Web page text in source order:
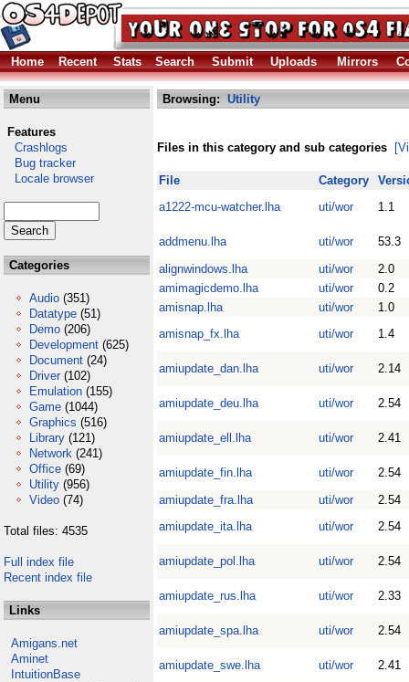
Home Recent Stats Search Submit Uploads Mirrors
Menu
Features
Crashlogs
Bug tracker
Locale browser
Categories
Audio (351)
Datatype (51)
Demo (206)
Development (625)
Document (24)
Driver (102)
Emulation (155)
Game (1044)
Graphics (516)
Library (121)
Network (241)
Office (69)
Utility (956)
Video (74)
Total files: 4535
Full index file
Recent index file
Links
Amigans.net
Aminet
IntuitionBase
Browsing: Utility
Files in this category and sub categories
File Category
a1222-mcu-watcher.lha
uti/wor 1.1
addmenu.lha uti/wor
53.3
alignwindows.lha
uti/wor
2.0
amimagicdemo.lha
uti/wor
0.2
amisnap.lha
uti/wor
1.0
amisnap_fx.lha
uti/wor 1.4
amiupdate_dan.lha uti/wor 2.14
amiupdate_deu.lha uti/wor 2.54
amiupdate_ell.lha uti/wor 2.41
amiupdate_fin.lha uti/wor
2.54
amiupdate_fra.lha
uti/wor
2.54
amiupdate_ita.lha
uti/wor 2.54
amiupdate_pol.lha uti/wor 2.54
amiupdate_rus.lha uti/wor 2.33
amiupdate_spa.lha uti/wor 2.54
amiupdate_swe.lha uti/wor
2.41